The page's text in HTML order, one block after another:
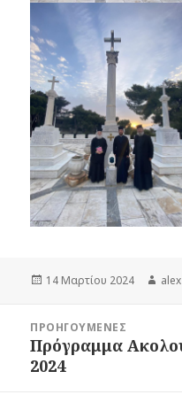
Δημοσιεύτηκε
14 Μαρτίου 2024 alex
άρθρωνΠΡΟΗΓΟΎΜΕΝΕΣ
Προηγούμενο
άρθρο:
Πρόγραμμα
2024